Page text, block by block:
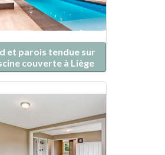
et parois tendue sur
couverte à Liège